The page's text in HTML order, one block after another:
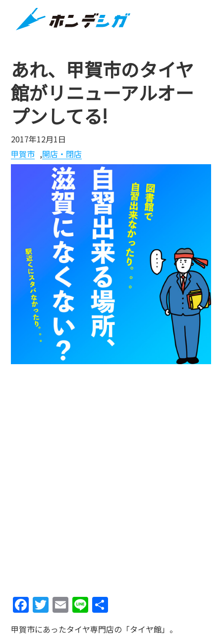
あれ、甲賀市のタイヤ
館がリニューアルオー
プンしてる!
2017年12月1日
甲賀市 ,開店・閉店
Facebook
Twitter
Email
Line
有
甲賀市にあったタイヤ専門店の「タイヤ館」。